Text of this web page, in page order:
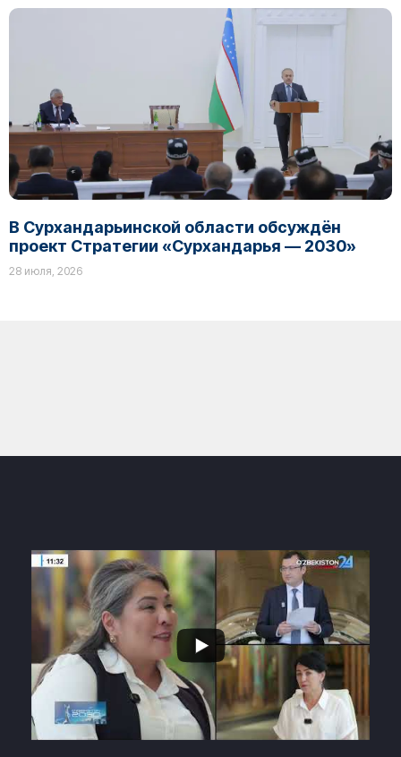
В Сурхандарьинской области обсуждён
проект Стратегии «Сурхандарья — 2030»
28 июля, 2026
2 2